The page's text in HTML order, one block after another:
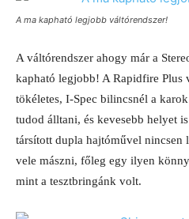
A ma kapható legjobb váltórendszer!
A váltórendszer ahogy már a
kapható legjobb! A Rapidfire Plus
tökéletes, I-Spec bilincsnél a
tudod álltani, és kevesebb helyet
társított dupla hajtóművel nincsen
vele mászni, főleg egy ilyen
mint a tesztbringánk volt.